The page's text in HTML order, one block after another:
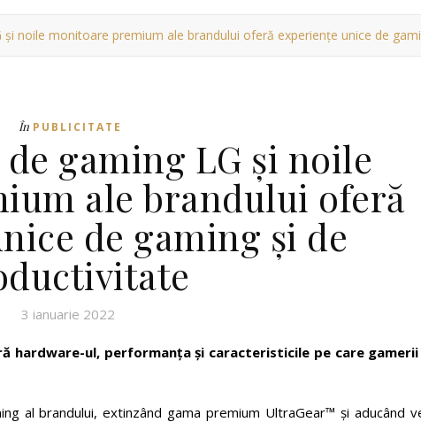
și noile monitoare premium ale brandului oferă experiențe unice de
În PUBLICITATE
gaming LG și noile
ale brandului oferă
de gaming și de
3 ianuarie 2022
hardware-ul, performanța și caracteristicile pe care
al brandului, extinzând gama premium UltraGear™ și aducând